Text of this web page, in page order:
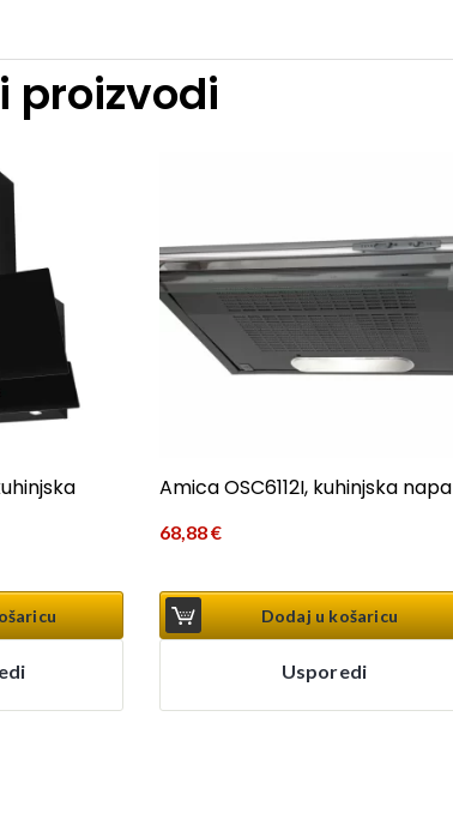
proizvodi
Amica OSC6112I, kuhinjska napa
68,88€
Dodaj u košaricu
Usporedi